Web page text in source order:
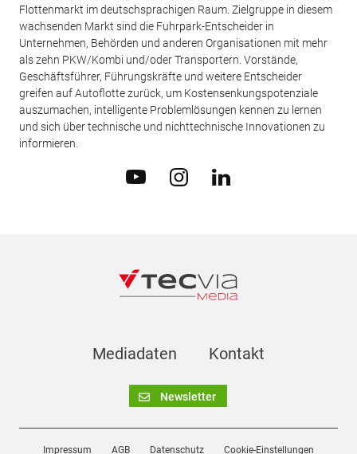
Flottenmarkt im deutschsprachigen Raum. Zielgruppe in diesem
wachsenden Markt sind die Fuhrpark-Entscheider in
Unternehmen, Behörden und anderen Organisationen mit mehr
als zehn PKW/Kombi und/oder Transportern. Vorstände,
Geschäftsführer, Führungskräfte und weitere Entscheider
greifen auf Autoflotte zurück, um Kostensenkungspotenziale
auszumachen, intelligente Problemlösungen kennen zu lernen
und sich über technische und nichttechnische Innovationen zu
informieren.
Mediadaten Kontakt
Newsletter
Impressum AGB Datenschutz Cookie-Einstellungen